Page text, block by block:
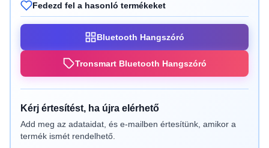
Fedezd fel a hasonló termékeket
Bluetooth Hangszóró
Tronsmart Bluetooth Hangszóró
Kérj értesítést, ha újra elérhető
Add meg az adataidat, és e-mailben értesítünk, amikor a
termék ismét rendelhető.